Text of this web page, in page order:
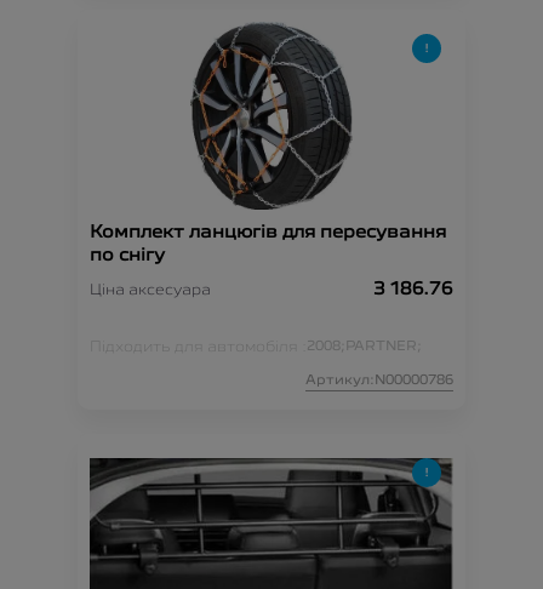
Комплект ланцюгів для пересування
по снігу
Ціна аксесуара 3 186.76
Підходить для автомобіля : 2008; PARTNER;
Артикул:N00000786